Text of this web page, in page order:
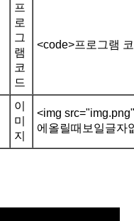
프
로
그
램
코
드
<code>프로그램
이
미
지
<img
에올릴때보일글자